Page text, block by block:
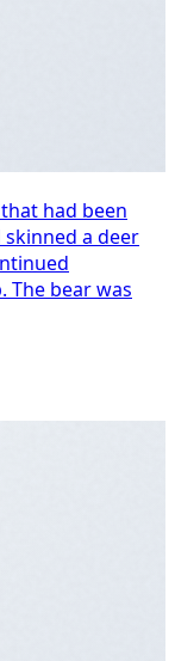
had been
a deer
The bear was